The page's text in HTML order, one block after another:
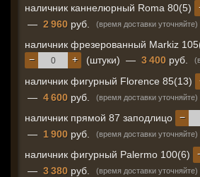
наличник каннелюрный Roma 80(5)
— 2 960 руб. (время доставки уточняйте)
наличник фрезерованный Markiz
+
− (штуки) — 3 400 руб.
наличник фигурный Florence 85(13)
— 4 600 руб. (время доставки уточняйте)
наличник прямой 87 заподлицо −
— 1 900 руб. (время доставки уточняйте)
наличник фигурный Palermo 100(6)
— 3 380 руб. (время доставки уточняйте)